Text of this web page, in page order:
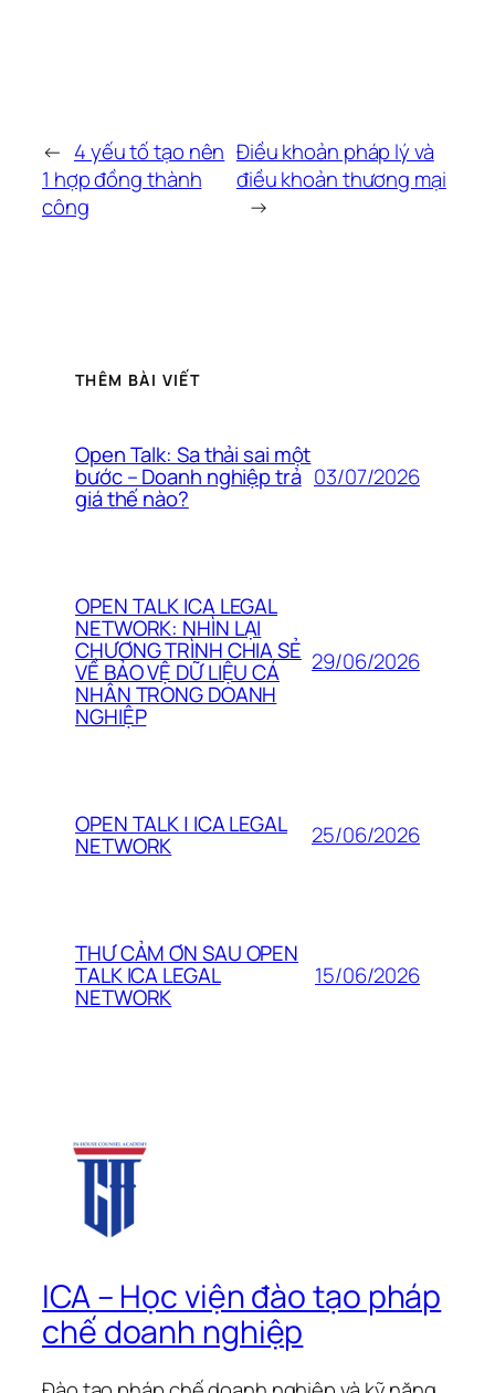
← 4 yếu tố tạo nên
1 hợp đồng thành
công
Điều khoản pháp lý và
điều khoản thương mại
→
THÊM BÀI VIẾT
Open Talk: Sa thải sai một
bước – Doanh nghiệp trả
giá thế nào?
03/07/2026
OPEN TALK ICA LEGAL
NETWORK: NHÌN LẠI
CHƯƠNG TRÌNH CHIA SẺ
VỀ BẢO VỆ DỮ LIỆU CÁ
NHÂN TRONG DOANH
NGHIỆP
29/06/2026
OPEN TALK | ICA LEGAL
NETWORK 25/06/2026
THƯ CẢM ƠN SAU OPEN
TALK ICA LEGAL
NETWORK
15/06/2026
ICA – Học viện đào tạo pháp
chế doanh nghiệp